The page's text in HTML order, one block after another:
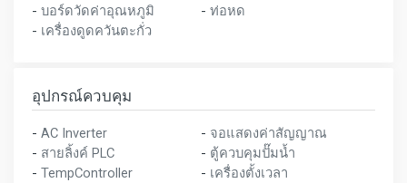
- บอร์ดวัดค่าอุณหภูมิ - ท่อหด
- เครื่องดูดควันตะกั่ว
อุปกรณ์ควบคุม
- AC Inverter - จอแสดงค่าสัญญาณ
- สายลิ้งค์ PLC - ตู้ควบคุมปั๊มน้ำ
- TempController - เครื่องตั้งเวลา